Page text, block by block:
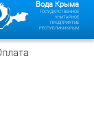
Вода Крыма
ГОСУДАРСТВЕННОЕ
УНИТАРНОЕ
ПРЕДПРИЯТИЕ
РЕСПУБЛИКИ КРЫМ